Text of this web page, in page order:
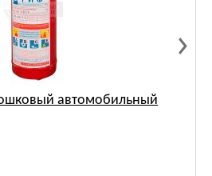
автомобильный